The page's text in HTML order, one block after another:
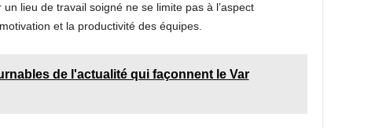
lieu de travail soigné ne se limite pas à l’aspect
et la productivité des équipes.
de l'actualité qui façonnent le Var